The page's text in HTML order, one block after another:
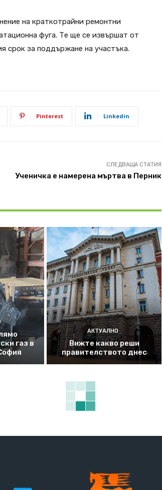
на краткотрайни ремонтни
фуга. Те ще се извършат от
срок за поддържане на участъка.
Pinterest Linkedin
СЛЕДВАЩА СТАТИЯ
Ученичка е намерена мъртва в Перник
газ в
АКТУАЛНО
Вижте какво реши
правителството днес